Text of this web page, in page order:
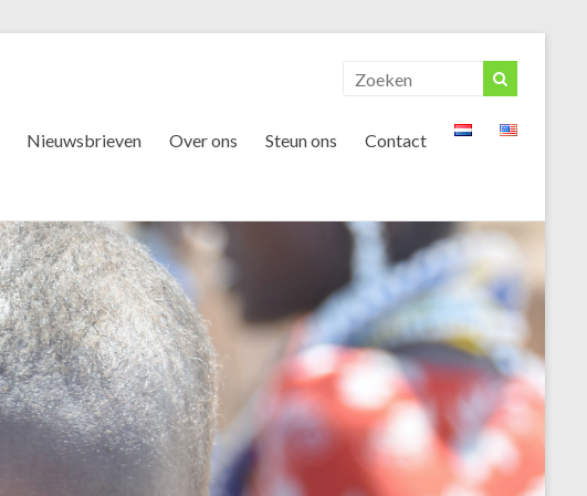
Nieuwsbrieven Over ons Steun ons Contact